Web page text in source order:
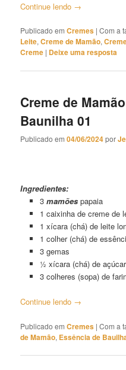
Continue lendo →
Publicado em Cremes |Com a
Leite,Creme de Mamão,
Creme | Deixe uma resposta
Creme de
Baunilha 01
Publicado em04/06/2024por
Ingredientes:
3 mamões papaia
1 caixinha de creme de
1 xícara (chá) de leite
1 colher (chá) de
3 gemas
½ xícara (chá) de açúcar
3 colheres (sopa) de
Continue lendo →
Publicado em Cremes |Com a
de Mamão, Essência de